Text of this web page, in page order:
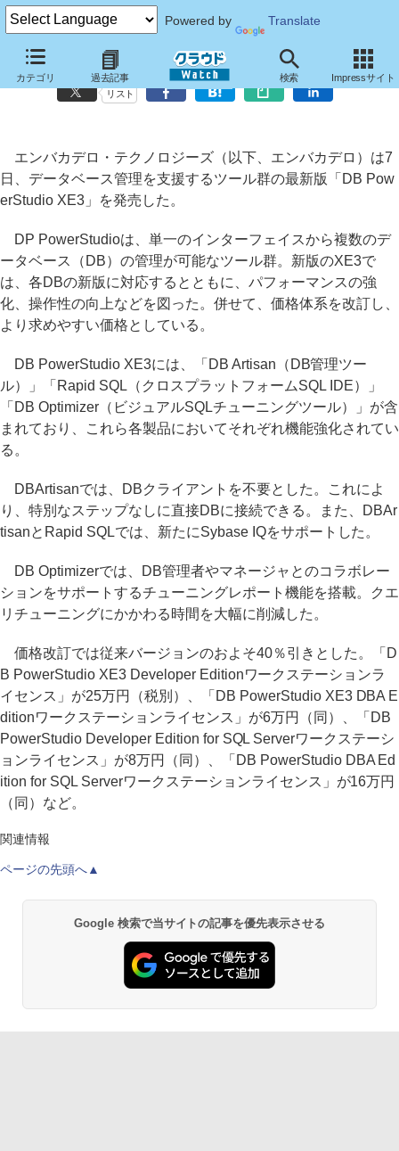
Powered by Translate
カテゴリ 過去記事 検索 Impressサイト
エンバカデロ、DB管理支援ツールの最新版「DB PowerStudio XE3」
リスト
エンバカデロ・テクノロジーズ（以下、エンバカデロ）は7
日、データベース管理を支援するツール群の最新版「DB Pow
erStudio XE3」を発売した。
DP PowerStudioは、単一のインターフェイスから複数のデ
ータベース（DB）の管理が可能なツール群。新版のXE3で
は、各DBの新版に対応するとともに、パフォーマンスの強
化、操作性の向上などを図った。併せて、価格体系を改訂し、
より求めやすい価格としている。
DB PowerStudio XE3には、「DB Artisan（DB管理ツー
ル）」「Rapid SQL（クロスプラットフォームSQL IDE）」
「DB Optimizer（ビジュアルSQLチューニングツール）」が含
まれており、これら各製品においてそれぞれ機能強化されてい
る。
DBArtisanでは、DBクライアントを不要とした。これによ
り、特別なステップなしに直接DBに接続できる。また、DBAr
tisanとRapid SQLでは、新たにSybase IQをサポートした。
DB Optimizerでは、DB管理者やマネージャとのコラボレー
ションをサポートするチューニングレポート機能を搭載。クエ
リチューニングにかかわる時間を大幅に削減した。
価格改訂では従来バージョンのおよそ40％引きとした。「D
B PowerStudio XE3 Developer Editionワークステーションラ
イセンス」が25万円（税別）、「DB PowerStudio XE3 DBA E
ditionワークステーションライセンス」が6万円（同）、「DB
PowerStudio Developer Edition for SQL Serverワークステーシ
ョンライセンス」が8万円（同）、「DB PowerStudio DBA Ed
ition for SQL Serverワークステーションライセンス」が16万円
（同）など。
関連情報
ページの先頭へ▲
Google 検索で当サイトの記事を優先表示させる